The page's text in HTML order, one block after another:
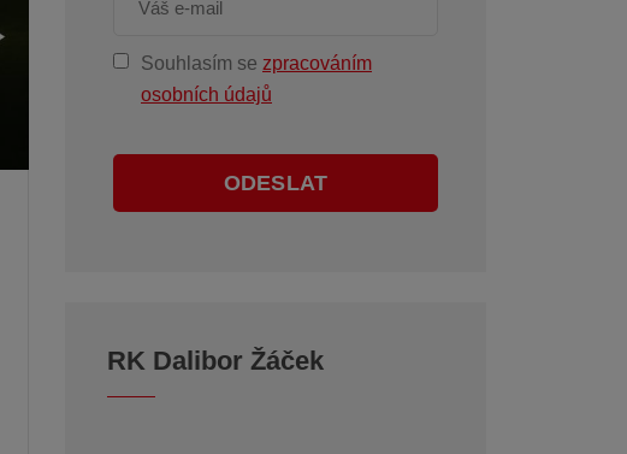
Souhlasím se zpracováním
osobních údajů
ODESLAT
RK Dalibor Žáček